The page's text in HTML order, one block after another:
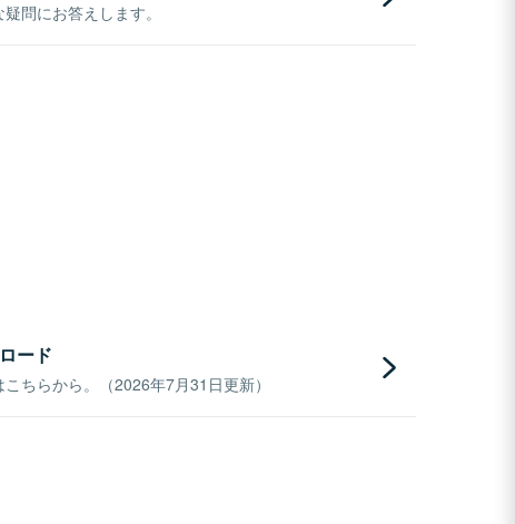
問にお答えします。
ード
ちらから。（2026年7月31日更新）